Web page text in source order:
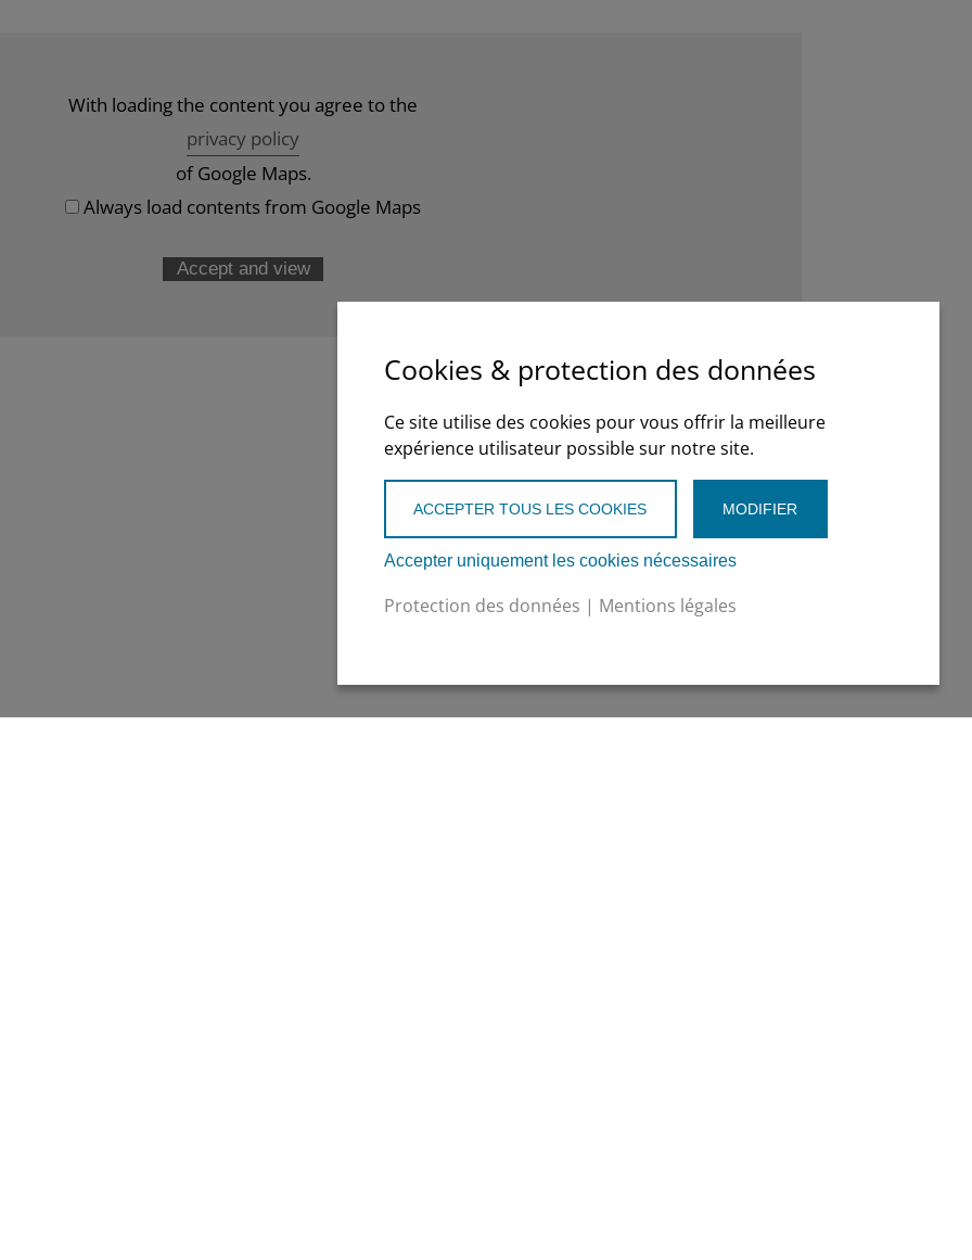
With loading the content you agree to the
privacy policy
of Google Maps.
Always load contents from Google Maps
Accept and view
Cookies & protection des données
Ce site utilise des cookies pour vous offrir la meilleure
expérience utilisateur possible sur notre site.
ACCEPTER TOUS LES COOKIES MODIFIER
Accepter uniquement les cookies nécessaires
Protection des données | Mentions légales